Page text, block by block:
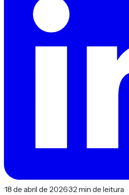
·18 de abril de 2026·32 min de leitura